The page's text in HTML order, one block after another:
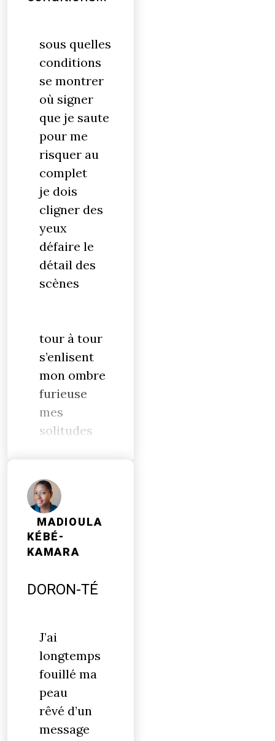
sous quelles
conditions
se montrer
où signer
que je saute
pour me
risquer au
complet
je dois
cligner des
yeux
défaire le
détail des
scènes
tour à tour
s’enlisent
mon ombre
furieuse
mes
solitudes
MADIOULA
KÉBÉ-
KAMARA
DORON-TÉ
J’ai
longtemps
fouillé ma
peau
rêvé d’un
message